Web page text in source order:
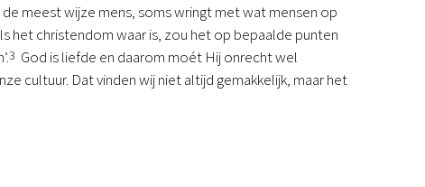
meest wijze mens, soms wringt met wat mensen op
het christendom waar is, zou het op bepaalde punten
3 God is liefde en daarom moét Hij onrecht wel
cultuur. Dat vinden wij niet altijd gemakkelijk, maar het